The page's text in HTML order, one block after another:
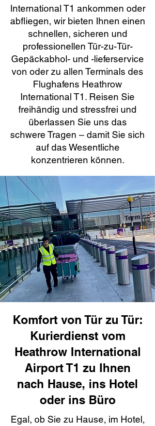
International T1 ankommen oder
abfliegen, wir bieten Ihnen einen
schnellen, sicheren und
professionellen Tür-zu-Tür-
Gepäckabhol- und -lieferservice
von oder zu allen Terminals des
Flughafens Heathrow
International T1. Reisen Sie
freihändig und stressfrei und
überlassen Sie uns das
schwere Tragen – damit Sie sich
auf das Wesentliche
konzentrieren können.
Komfort von Tür zu Tür:
Kurierdienst vom
Heathrow International
Airport T1 zu Ihnen
nach Hause, ins Hotel
oder ins Büro
Egal, ob Sie zu Hause, im Hotel,